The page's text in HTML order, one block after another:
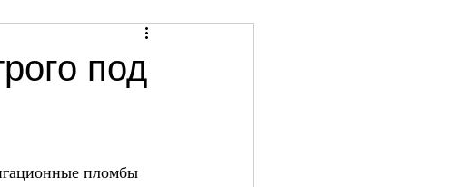
под
пломбы